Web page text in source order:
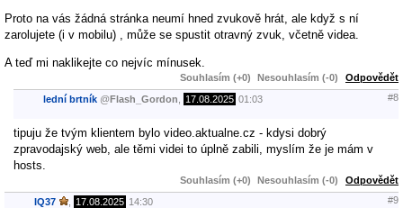
Proto na vás žádná stránka neumí hned zvukově hrát, ale když s ní
zarolujete (i v mobilu) , může se spustit otravný zvuk, včetně videa.
A teď mi naklikejte co nejvíc mínusek.
Souhlasím (+0) Nesouhlasím (-0) Odpovědět
lední brtník @Flash_Gordon 17.08.2025 01:03 #8
tipuju že tvým klientem bylo video.aktualne.cz - kdysi dobrý
zpravodajský web, ale těmi videi to úplně zabili, myslím že je mám v
hosts.
Souhlasím (+0) Nesouhlasím (-0) Odpovědět
IQ37 17.08.2025 14:30 #9